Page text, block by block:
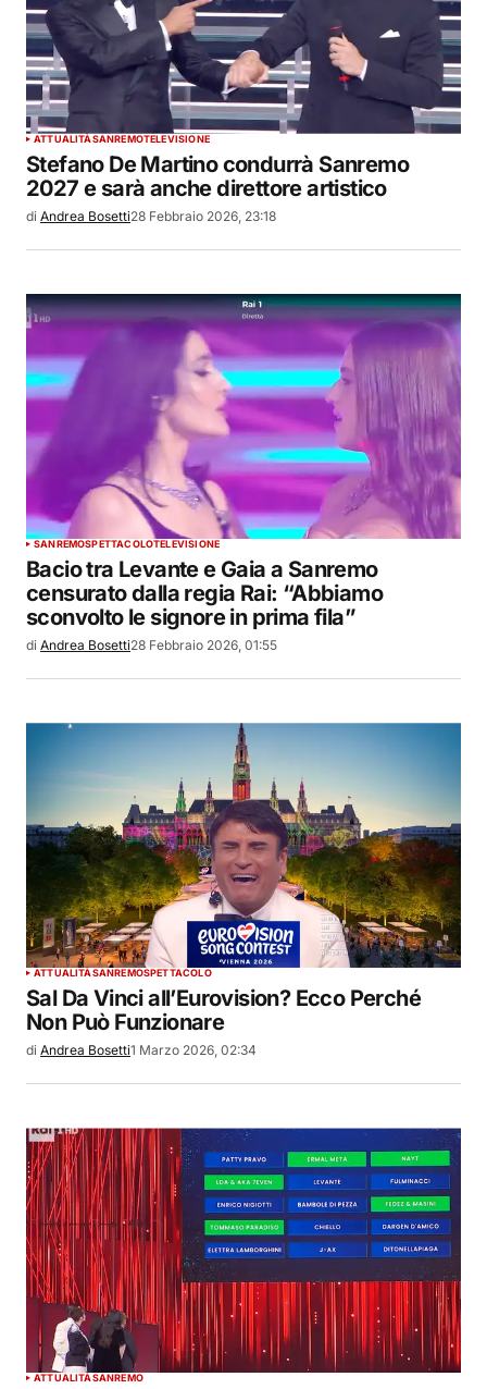
ATTUALITÀSANREMOTELEVISIONE
Stefano De Martino condurrà Sanremo
2027 e sarà anche direttore artistico
di Andrea Bosetti28 Febbraio 2026, 23:18
SANREMOSPETTACOLOTELEVISIONE
Bacio tra Levante e Gaia a Sanremo
censurato dalla regia Rai: “Abbiamo
sconvolto le signore in prima fila”
di Andrea Bosetti28 Febbraio 2026, 01:55
ATTUALITÀSANREMOSPETTACOLO
Sal Da Vinci all’Eurovision? Ecco Perché
Non Può Funzionare
di Andrea Bosetti1 Marzo 2026, 02:34
ATTUALITÀSANREMO